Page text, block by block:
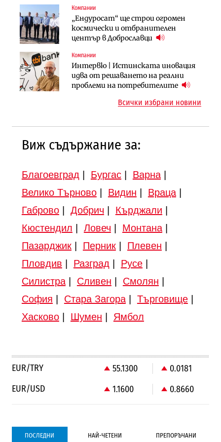
Компании
„Ендуросат“ ще строи огромен
космически и отбранителен
център в Доброславци
Компании
Интервю | Истинската иновация
идва от решаването на реални
проблеми на потребителите
Компании
„Хювефарма“ подписа договор за
придобиване на Euroapi Italy
Инфраструктура
АПИ възложи промяната на
парцеларния план за
Публични финанси
След 20 години застой: Данъчните
оценки на имотите може да бъдат
Инфраструктура
Вторият мост над Варненското
езеро става част от бъдещата
Всички избрани новини
Виж съдържание за:
Благоевград Бургас| Варна|
Велико Търново| Видин Враца|
Габрово| Добрич Кърджали
Кюстендил
Ловеч Монтана|
Пазарджик| Перник| Плевен
Пловдив
Разград Русе|
Силистра| Сливен Смолян
София
Стара Загора| Търговище|
Хасково| Шумен Ямбол
EUR/TRY 55.1300
0.0181
EUR/USD
1.1600 0.8660
ПОСЛЕДНИ НАЙ-ЧЕТЕНИ ПРЕПОРЪЧАНИ